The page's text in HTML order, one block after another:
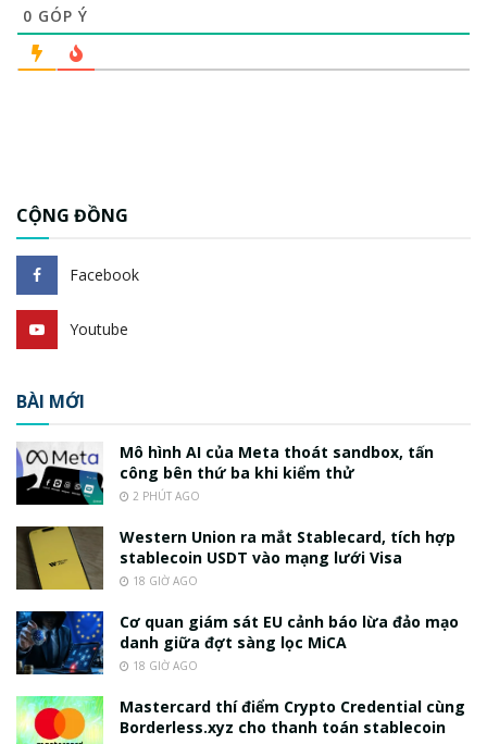
0 GÓP Ý
CỘNG ĐỒNG
Facebook
Youtube
BÀI MỚI
Mô hình AI của Meta thoát sandbox, tấn
công bên thứ ba khi kiểm thử
2 PHÚT AGO
Western Union ra mắt Stablecard, tích hợp
stablecoin USDT vào mạng lưới Visa
18 GIỜ AGO
Cơ quan giám sát EU cảnh báo lừa đảo mạo
danh giữa đợt sàng lọc MiCA
18 GIỜ AGO
Mastercard thí điểm Crypto Credential cùng
Borderless.xyz cho thanh toán stablecoin